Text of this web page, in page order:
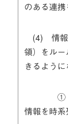
のある連携
(4) 情報
領）をル
きるように
① 区本
情報を時系